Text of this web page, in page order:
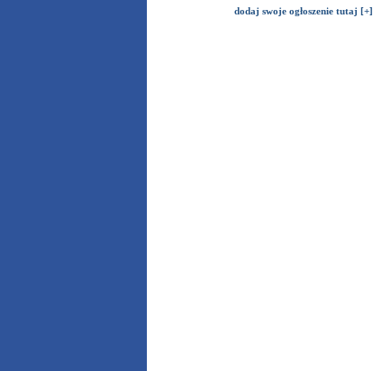
dodaj swoje ogłoszenie tutaj [+]